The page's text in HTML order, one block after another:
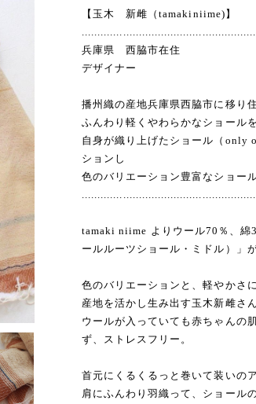
【玉木 新雌（tamakiniime)】
兵庫県 西脇市在住
デザイナー
播州織の産地兵庫県西脇市に移り
ふんわり軽くやわらかなショール
自身が織り上げたショール（only
ションし
色のバリエーション豊富なショー
tamaki niime よりウール70％、
ールルーツショール・ミドル）」
色のバリエーションと、軽やかさ
産地を活かし生み出す玉木新雌さ
ウールが入っていても赤ちゃんの
ず、ストレスフリー。
首元にくるくるっと巻いて装いの
肩にふんわり羽織って、ショール